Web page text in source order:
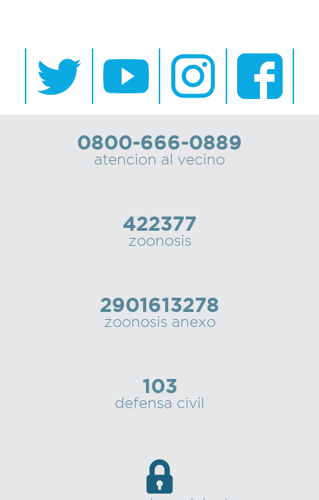
0800-666-0889
atencion al vecino
422377
zoonosis
2901613278
zoonosis anexo
103
defensa civil